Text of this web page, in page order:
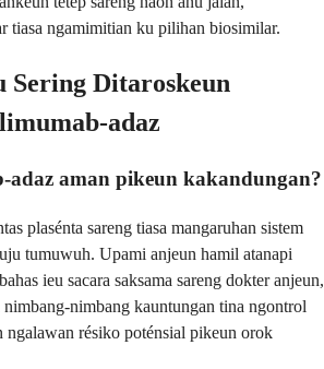
tiasa ngamimitian ku pilihan biosimilar.
Sering Ditaroskeun
adaz
adaz aman pikeun kakandungan?
plasénta sareng tiasa mangaruhan sistem
tumuwuh. Upami anjeun hamil atanapi
ieu sacara saksama sareng dokter anjeun,
nimbang-nimbang kauntungan tina ngontrol
ngalawan résiko poténsial pikeun orok